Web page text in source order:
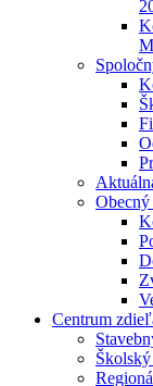
Centrum
Školský